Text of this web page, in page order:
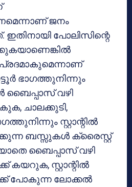
ജനം
പോലിസിന്റെ
ഭാഗത്തുനിന്നും
ബൈപ്പാസ് വഴി
ചാലക്കുടി,
സ്റ്റാന്റില്‍
ബസ്സുകള്‍ ക്രൈസ്റ്റ്
ബൈപ്പാസ് വഴി
കയറുക, സ്റ്റാന്റില്‍
പോകുന്ന ലോക്കല്‍